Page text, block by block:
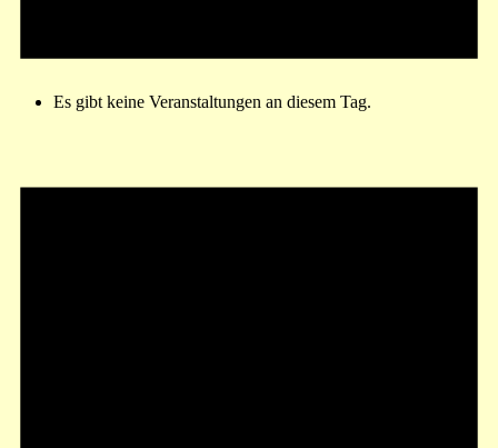
Es gibt keine Veranstaltungen an diesem Tag.